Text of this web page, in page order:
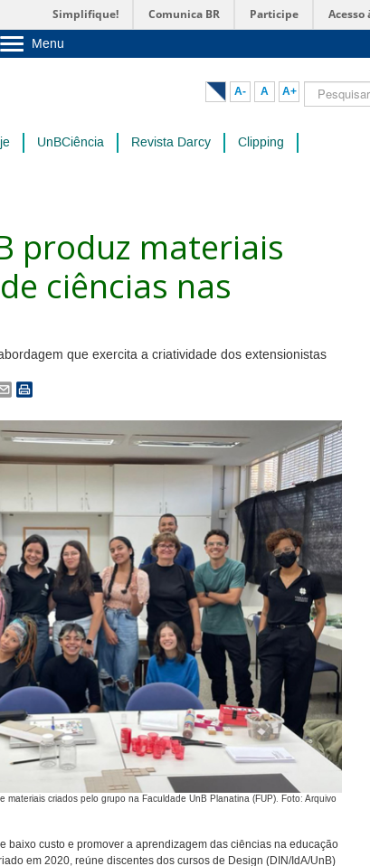
Simplifique! Comunica BR Participe Acesso
Menu
Pós-Graduação
Administração
A- A A+ Pesquisar...
UnBCiência Revista Darcy Clipping
produz materiais
ciências nas
que exercita a criatividade dos extensionistas
materiais criados pelo grupo na Faculdade UnB Planatina (FUP). Foto: Arquivo
baixo custo e promover a aprendizagem das ciências na educação
em 2020, reúne discentes dos cursos de Design (DIN/IdA/UnB)